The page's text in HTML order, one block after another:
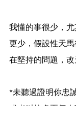
我懂的事很少，
更少，假設性天
在堅持的問題，改
*未聽過證明你忠
或者叫拉多兩個